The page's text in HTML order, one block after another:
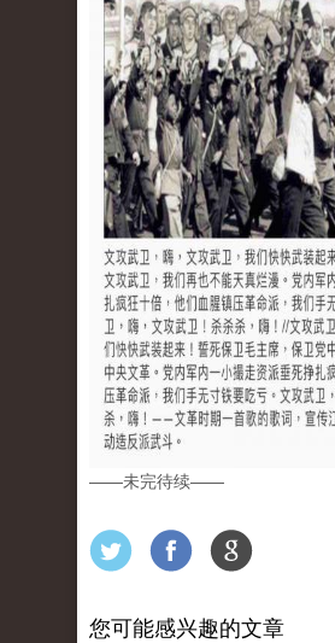
——未完待续——
您可能感兴趣的文章